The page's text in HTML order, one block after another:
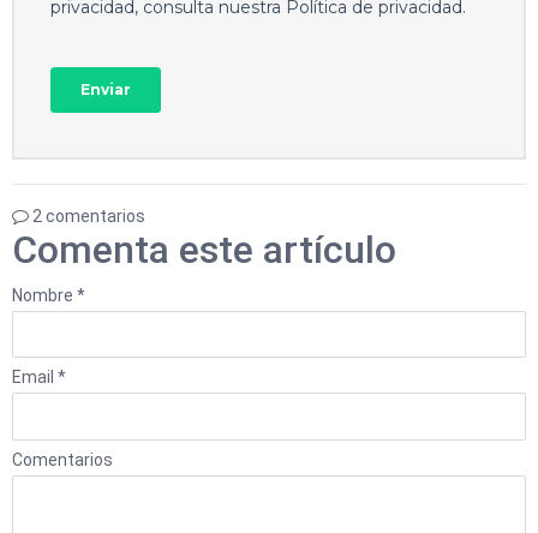
2 comentarios
Comenta este artículo
Nombre *
Email *
Comentarios